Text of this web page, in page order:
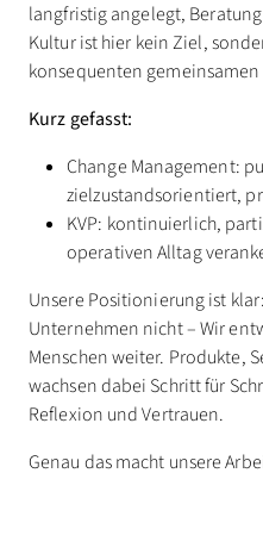
langfristig angelegt,
Kultur ist hier kein Ziel,
konsequenten
Kurz gefasst:
Change Management:
zielzustandsorientiert,
KVP: kontinuierlich,
operativen Alltag
Unsere Positionierung ist
Unternehmen nicht – Wir
Menschen weiter. Produkte,
wachsen dabei Schritt für
Reflexion und Vertrauen.
Genau das macht unsere